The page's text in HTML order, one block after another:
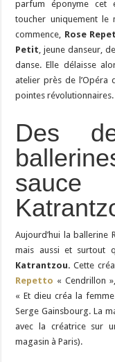
parfum éponyme cet
toucher uniquement le
commence, Rose
Petit, jeune danseur,
danse. Elle délaisse
atelier près de l’Opéra
pointes révolutionnaires.
Des
Aujourd’hui la ballerine
mais aussi et surtout
Katrantzou. Cette
Repetto « Cendrillon
« Et dieu créa la
Serge Gainsbourg. La
avec la créatrice sur
magasin à Paris).